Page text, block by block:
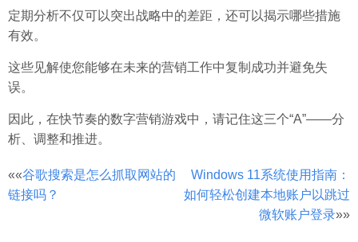
定期分析不仅可以突出战略中的差距，还可以揭示哪些措施
有效。
这些见解使您能够在未来的营销工作中复制成功并避免失
误。
因此，在快节奏的数字营销游戏中，请记住这三个“A”——分
析、调整和推进。
文
章
««谷歌搜索是怎么抓取网站的
链接吗？
Windows 11系统使用指南：
如何轻松创建本地账户以跳过
微软账户登录»»